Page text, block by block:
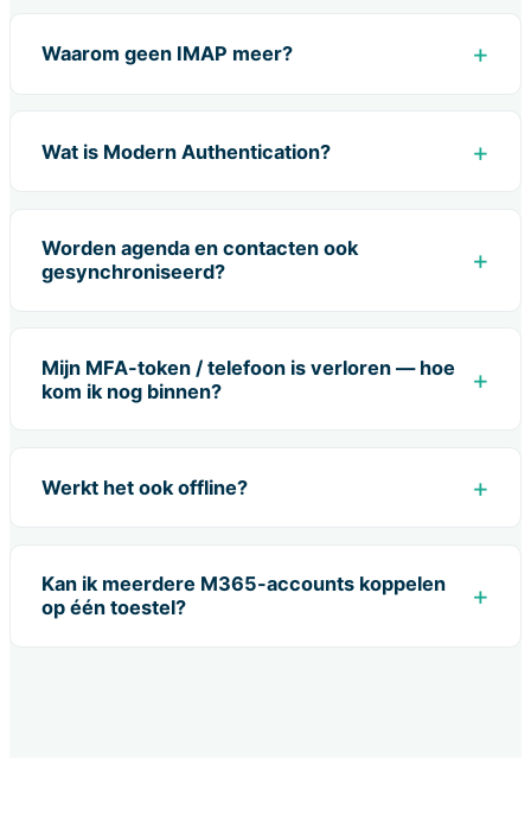
Waarom geen IMAP meer?
Wat is Modern Authentication?
Worden agenda en contacten ook
gesynchroniseerd?
Mijn MFA-token / telefoon is verloren — hoe
kom ik nog binnen?
Werkt het ook offline?
Kan ik meerdere M365-accounts koppelen
op één toestel?